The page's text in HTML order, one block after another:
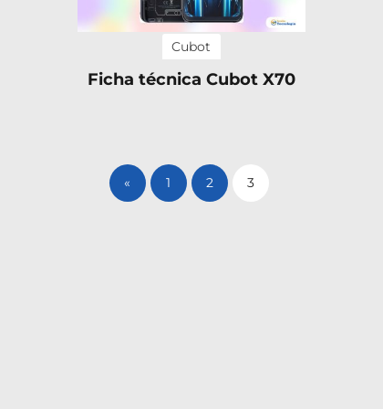
Cubot
Ficha técnica Cubot X70
« 1 2 3